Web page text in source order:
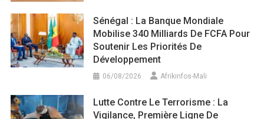
Sénégal : La Banque Mondiale
Mobilise 340 Milliards De FCFA Pour
Soutenir Les Priorités De
Développement
06/08/2026 Afrikinfos-Mali
Lutte Contre Le Terrorisme : La
Vigilance, Première Ligne De